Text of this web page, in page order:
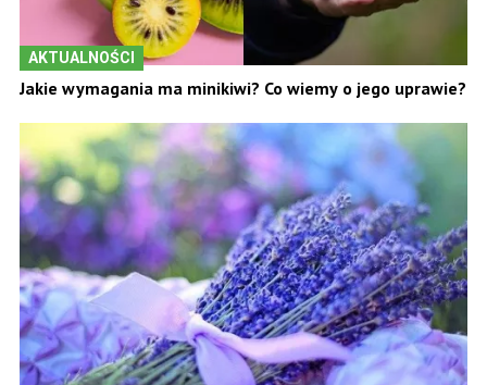
AKTUALNOŚCI
Jakie wymagania ma minikiwi? Co wiemy o jego uprawie?